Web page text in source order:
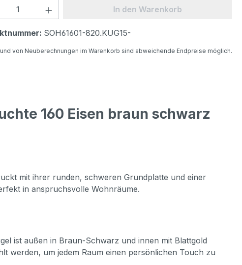
Anzahl: Gib den gewünschten Wert
In den Warenkorb
SOH61601-820.KUG15-
von Neuberechnungen im Warenkorb sind abweichende Endpreise möglich.
160 Eisen braun schwarz
mit ihrer runden, schweren Grundplatte und einer
in anspruchsvolle Wohnräume.
ist außen in Braun-Schwarz und innen mit Blattgold
werden, um jedem Raum einen persönlichen Touch zu